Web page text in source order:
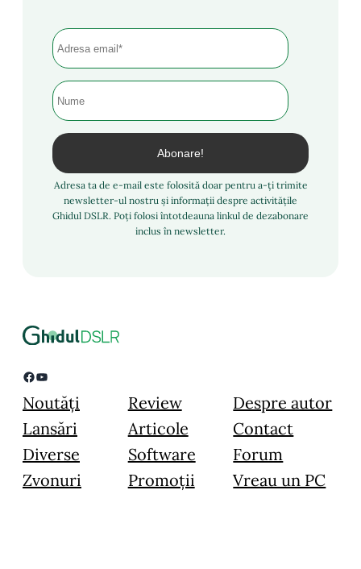
Adresa ta de e-mail este folosită doar pentru a-ți trimite
newsletter-ul nostru și informații despre activitățile
Ghidul DSLR. Poți folosi întotdeauna linkul de dezabonare
inclus în newsletter.
Facebook YouTube
Noutăți
Lansări
Diverse
Zvonuri
Review
Articole
Software
Promoții
Despre autor
Contact
Forum
Vreau un PC